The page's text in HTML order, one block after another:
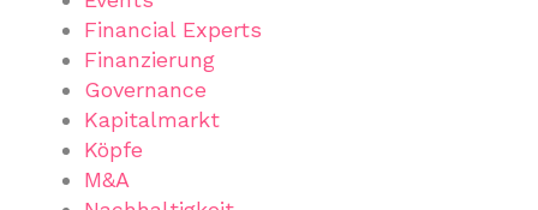
Financial Experts
Finanzierung
Governance
Kapitalmarkt
Köpfe
M&A